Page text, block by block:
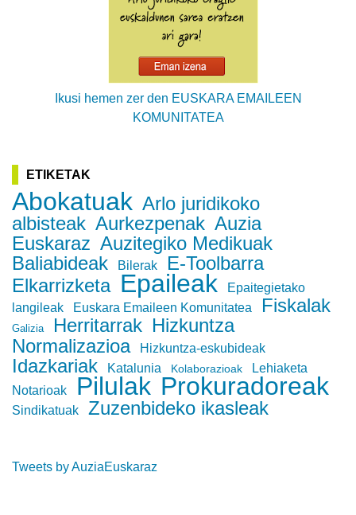
Ikusi hemen zer den EUSKARA EMAILEEN
KOMUNITATEA
ETIKETAK
Abokatuak Arlo juridikoko
albisteak Aurkezpenak Auzia
Euskaraz Auzitegiko Medikuak
Baliabideak
Bilerak
E-Toolbarra
Elkarrizketa Epaileak
Epaitegietako
langileak
Euskara Emaileen Komunitatea Fiskalak
Galizia Herritarrak Hizkuntza
Normalizazioa
Hizkuntza-eskubideak
Idazkariak Katalunia Kolaborazioak
Lehiaketa
Notarioak
Pilulak Prokuradoreak
Sindikatuak Zuzenbideko ikasleak
Tweets by AuziaEuskaraz